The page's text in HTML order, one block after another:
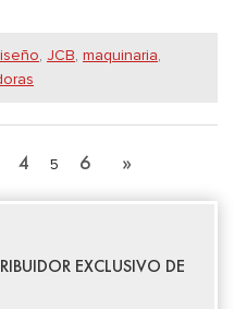
, JCB, maquinaria,
4 5 6 »
EXCLUSIVO DE